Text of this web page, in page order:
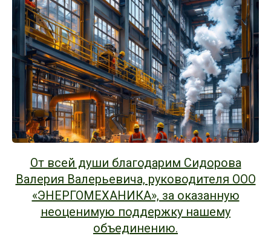
От всей души благодарим Сидорова
Валерия Валерьевича, руководителя ООО
«ЭНЕРГОМЕХАНИКА», за оказанную
неоценимую поддержку нашему
объединению.